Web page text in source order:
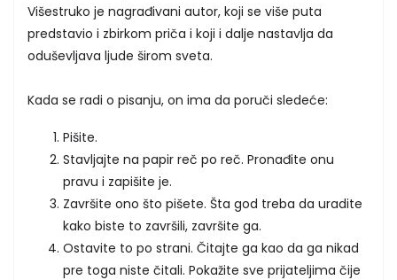
Višestruko je nagrađivani autor, koji se više puta
predstavio i zbirkom priča i koji i dalje nastavlja da
oduševljava ljude širom sveta.
Kada se radi o pisanju, on ima da poruči sledeće:
Pišite.
Stavljajte na papir reč po reč. Pronađite onu
pravu i zapišite je.
Završite ono što pišete. Šta god treba da uradite
kako biste to završili, završite ga.
Ostavite to po strani. Čitajte ga kao da ga nikad
pre toga niste čitali. Pokažite sve prijateljima čije